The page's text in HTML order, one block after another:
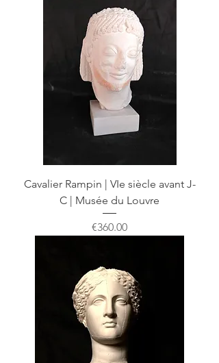
Cavalier Rampin | VIe siècle avant J-
C | Musée du Louvre
Price
€360.00